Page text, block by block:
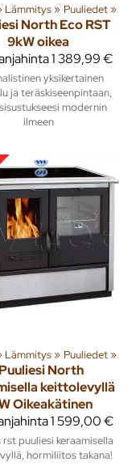
Lämmitys‪» Puuliedet‪»
North Eco RST
9kW oikea
1 389,99 €
yksikertainen
ja teräskiseenpintaan,
modernin
ilmeen
Lämmitys‪» Puuliedet‪»
Puuliesi North
keittolevyllä
Oikeakätinen
1 599,00 €
rst puuliesi keraamisella
hormiliitos takana!